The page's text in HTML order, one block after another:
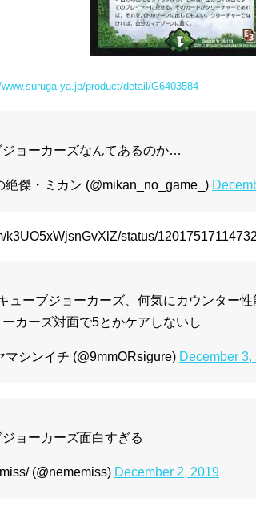
ya.jp/product/detail/G6403584
ジョーカーズなんてあるのか…
傑・ミカン (@mikan_no_game_)
k3UO5xWjsnGvXlZ/status/
ューブジョーカーズ、何気にカウンター
カーズ対面で5とかケアしないし
シンイチ (@9mmORsigure) December 3,
ョーカーズ面白すぎる
(@nememiss) December 2, 2019